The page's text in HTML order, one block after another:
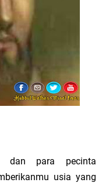
dan para pecinta
usia yang